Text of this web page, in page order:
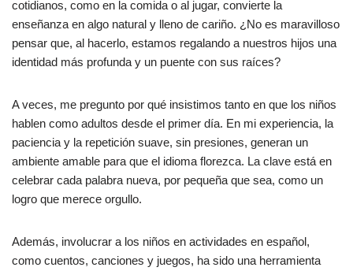
cotidianos, como en la comida o al jugar, convierte la
enseñanza en algo natural y lleno de cariño. ¿No es maravilloso
pensar que, al hacerlo, estamos regalando a nuestros hijos una
identidad más profunda y un puente con sus raíces?
A veces, me pregunto por qué insistimos tanto en que los niños
hablen como adultos desde el primer día. En mi experiencia, la
paciencia y la repetición suave, sin presiones, generan un
ambiente amable para que el idioma florezca. La clave está en
celebrar cada palabra nueva, por pequeña que sea, como un
logro que merece orgullo.
Además, involucrar a los niños en actividades en español,
como cuentos, canciones y juegos, ha sido una herramienta